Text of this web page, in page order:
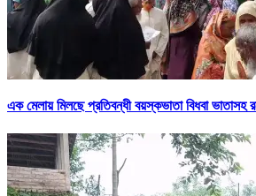
এক মেলায় মিলছে প্রতিবন্ধী বয়স্কভাতা বিধবা ভাতাসহ